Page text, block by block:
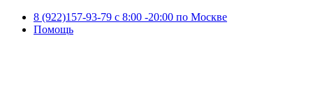
8 (922)157-93-79 c 8:00 -20:00 по Москве
Помощь